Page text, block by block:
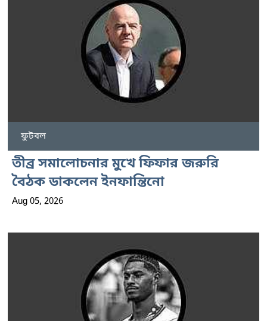
ফুটবল
তীব্র সমালোচনার মুখে ফিফার জরুরি
বৈঠক ডাকলেন ইনফান্তিনো
Aug 05, 2026